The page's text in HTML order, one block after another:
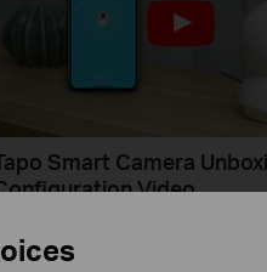
Smart Camera
Video